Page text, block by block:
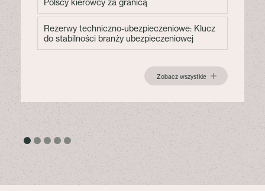
Polscy kierowcy za granicą
Rezerwy techniczno-ubezpieczeniowe: Klucz
do stabilności branży ubezpieczeniowej
Zobacz wszystkie